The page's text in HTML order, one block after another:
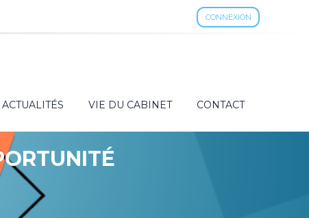
CONNEXION
ACTUALITÉS VIE DU CABINET CONTACT